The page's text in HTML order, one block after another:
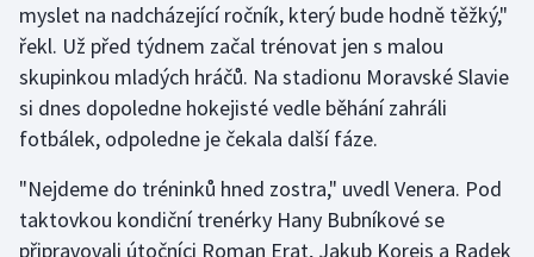
Golf
Gymnastika
Házená
Jezdectví
myslet na nadcházející ročník, který bude hodně těžký,"
řekl. Už před týdnem začal trénovat jen s malou
skupinkou mladých hráčů. Na stadionu Moravské Slavie
si dnes dopoledne hokejisté vedle běhání zahráli
fotbálek, odpoledne je čekala další fáze.
"Nejdeme do tréninků hned zostra," uvedl Venera. Pod
taktovkou kondiční trenérky Hany Bubníkové se
připravovali útočníci Roman Erat, Jakub Koreis a Radek